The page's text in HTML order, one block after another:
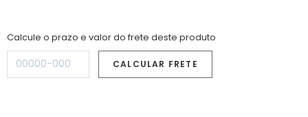
Calcule o prazo e valor do frete deste produto